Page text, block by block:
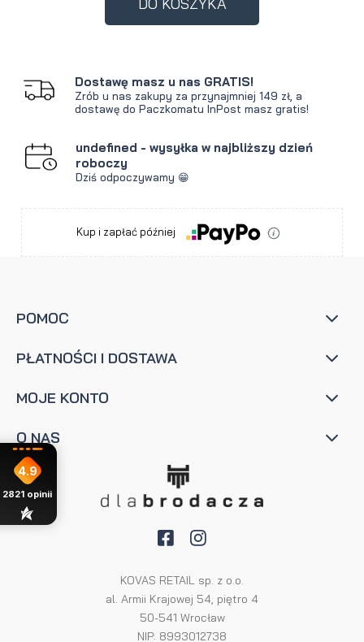
Dostawę masz u nas GRATIS!
Zrób u nas zakupy za przynajmniej 149 zł, a
dostawę do Paczkomatu InPost masz gratis!
undefined - wysyłka w najbliższy dzień
roboczy
Dziś odpoczywamy 😁
Kup i zapłać później
POMOC
PŁATNOŚCI I DOSTAWA
MOJE KONTO
O NAS
KOVAS RETAIL sp. z o.o.
al. Armii Krajowej 54, piętro 4
50-541 Wrocław
NIP: 8993012738
4.9
2821 opinii